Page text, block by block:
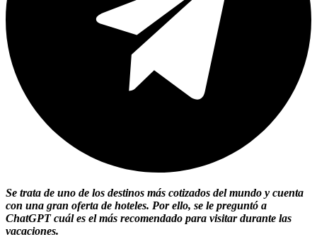
Se trata de uno de los destinos más cotizados del mundo y cuenta
con una gran oferta de hoteles. Por ello, se le preguntó a
ChatGPT cuál es el más recomendado para visitar durante las
vacaciones.